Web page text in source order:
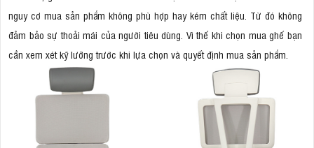
nguy cơ mua sản phẩm không phù hợp hay kém chất liệu. Từ đó không
đảm bảo sự thoải mái của người tiêu dùng. Vì thế khi chọn mua ghế bạn
cần xem xét kỹ lưỡng trước khi lựa chọn và quyết định mua sản phẩm.